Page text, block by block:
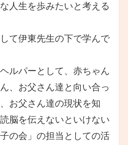
人生を歩みたいと考える
て伊東先生の下で学んで
ルパーとして、赤ちゃん
、お父さん達と向い合っ
お父さん達の現状を知
脳を伝えないといけない
の会」の担当としての活